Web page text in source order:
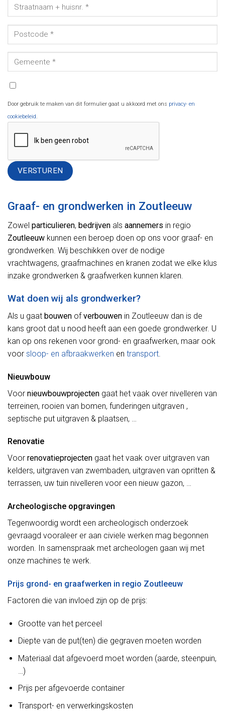
Door gebruik te maken van dit formulier gaat u akkoord met ons privacy- en
cookiebeleid.
Graaf- en grondwerken in Zoutleeuw
Zowel particulieren, bedrijven als aannemers in regio
Zoutleeuw kunnen een beroep doen op ons voor graaf- en
grondwerken. Wij beschikken over de nodige
vrachtwagens, graafmachines en kranen zodat we elke klus
inzake grondwerken & graafwerken kunnen klaren.
Wat doen wij als grondwerker?
Als u gaat bouwen ofverbouwen in Zoutleeuw dan is de
kans groot dat u nood heeft aan een goede grondwerker. U
kan op ons rekenen voor grond- en graafwerken, maar ook
voor sloop- en afbraakwerken en transport
Nieuwbouw
Voor nieuwbouwprojecten gaat het vaak over nivelleren van
terreinen, rooien van bomen, funderingen uitgraven ,
septische put uitgraven & plaatsen, …
Renovatie
Voor renovatieprojecten gaat het vaak over uitgraven van
kelders, uitgraven van zwembaden, uitgraven van opritten &
terrassen, uw tuin nivelleren voor een nieuw gazon, …
Archeologische opgravingen
Tegenwoordig wordt een archeologisch onderzoek
gevraagd vooraleer er aan civiele werken mag begonnen
worden. In samenspraak met archeologen gaan wij met
onze machines te werk.
Prijs grond- en graafwerken in regio Zoutleeuw
Factoren die van invloed zijn op de prijs:
Grootte van het perceel
Diepte van de put(ten) die gegraven moeten worden
Materiaal dat afgevoerd moet worden (aarde, steenpuin,
…)
Prijs per afgevoerde container
Transport- en verwerkingskosten